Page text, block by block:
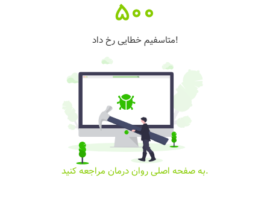
500
متاسفیم خطایی رخ داد!
به صفحه اصلی روان درمان مراجعه کنید.